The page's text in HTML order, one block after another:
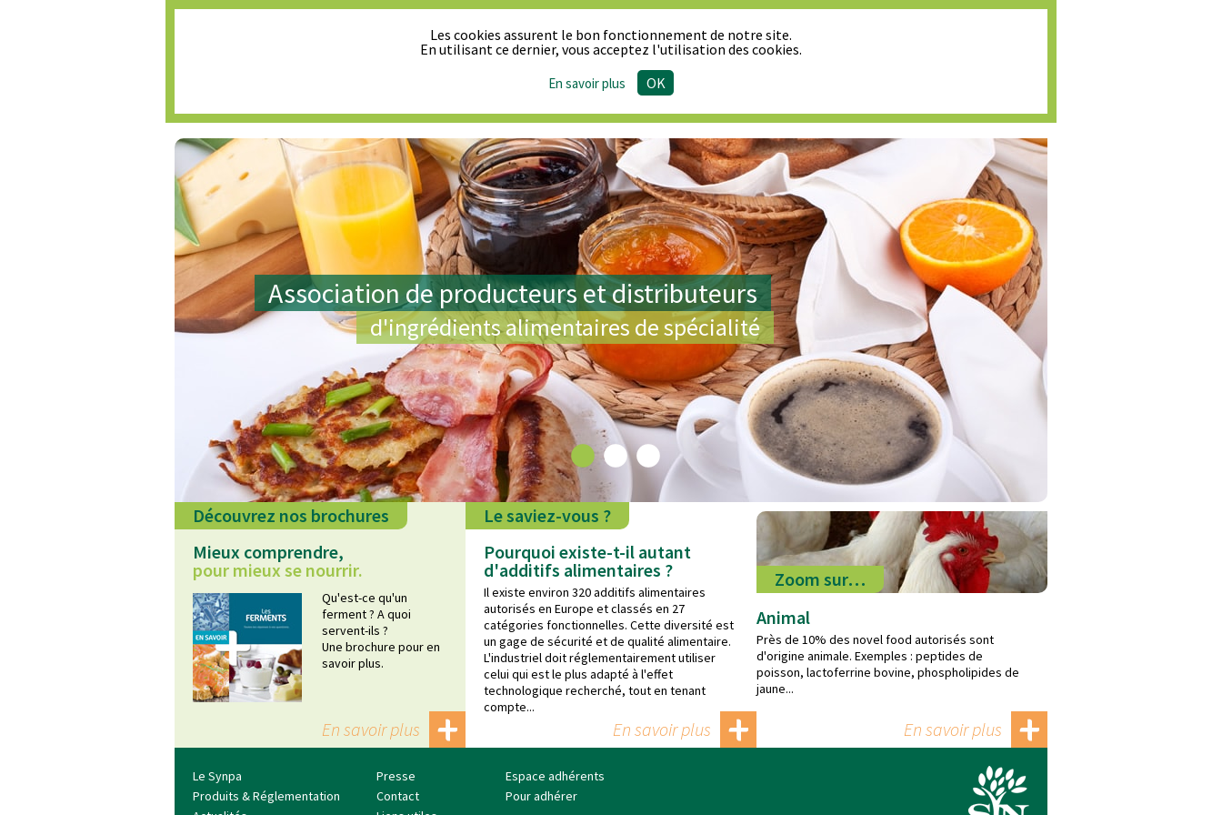
Produits & Réglementation
Association de producteurs et distributeurs
d'ingrédients alimentaires de spécialité
Découvrez nos brochures
Mieux comprendre,
pour mieux se nourrir.
Qu'est-ce qu'un
ferment ? A quoi
servent-ils ?
Une brochure pour en
savoir plus.
En savoir plus
Le saviez-vous ?
Pourquoi existe-t-il autant
d'additifs alimentaires ?
Il existe environ 320 additifs alimentaires
autorisés en Europe et classés en 27
catégories fonctionnelles. Cette diversité est
un gage de sécurité et de qualité alimentaire.
L'industriel doit réglementairement utiliser
celui qui est le plus adapté à l'effet
technologique recherché, tout en tenant
compte...
En savoir plus
Zoom sur…
Animal
Près de 10% des novel food autorisés sont
d'origine animale. Exemples : peptides de
poisson, lactoferrine bovine, phospholipides de
jaune...
En savoir plus
Le Synpa
Produits & Réglementation
Presse
Contact
Espace adhérents
Pour adhérer
Les cookies assurent le bon fonctionnement de notre site.
En utilisant ce dernier, vous acceptez l'utilisation des cookies.
En savoir plus OK